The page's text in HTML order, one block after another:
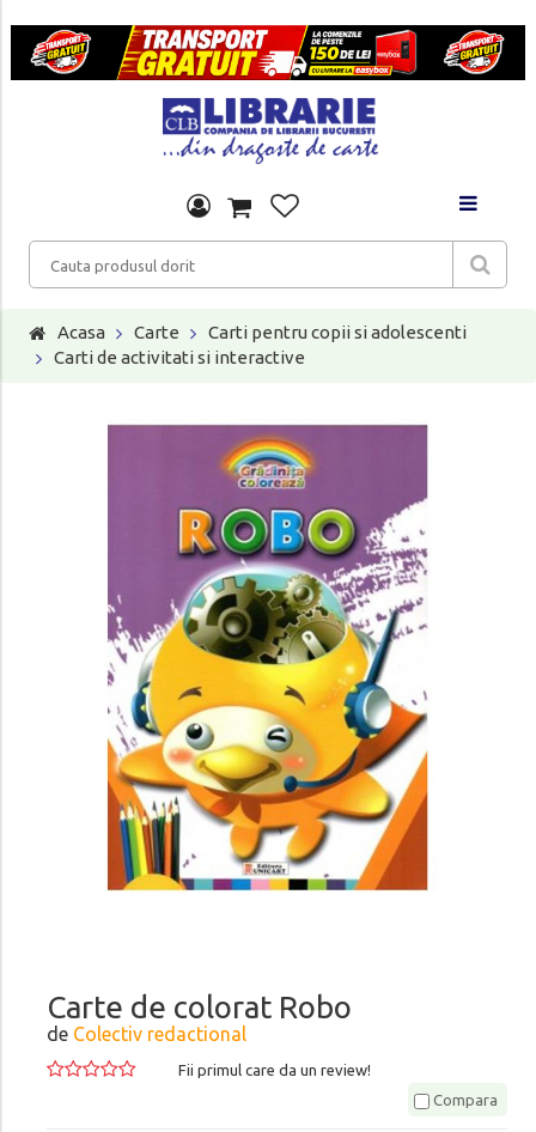
Acasa Carte
Carti pentru copii si adolescenti
Carti de activitati si interactive
Carte de colorat Robo
de Colectiv redactional
Fii primul care da un review!
Compara